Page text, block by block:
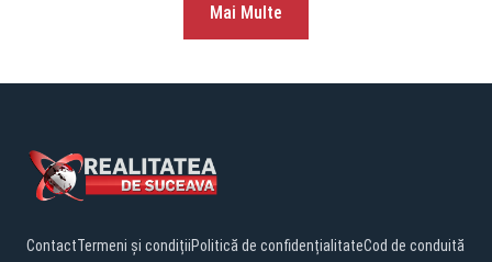
Mai Multe
ContactTermeni și condițiiPolitică de confidențialitateCod de conduită